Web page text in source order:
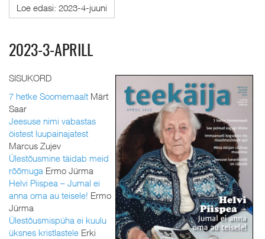
Loe edasi: 2023-4-juuni
2023-3-APRILL
SISUKORD
7 hetke Soomemaalt Märt
Saar
Jeesuse nimi vabastas
öistest luupainajatest
Marcus Zujev
Ülestõusmine täidab meid
rõõmuga Ermo Jürma
Helvi Piispea – Jumal ei
anna oma au teisele! Ermo
Jürma
Ülestõusmispüha ei kuulu
üksnes kristlastele Erki